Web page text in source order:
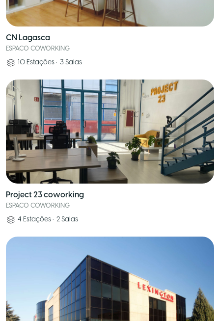
CN Lagasca
ESPACO COWORKING
10 Estações • 3 Salas
Project 23 coworking
ESPACO COWORKING
4 Estações • 2 Salas